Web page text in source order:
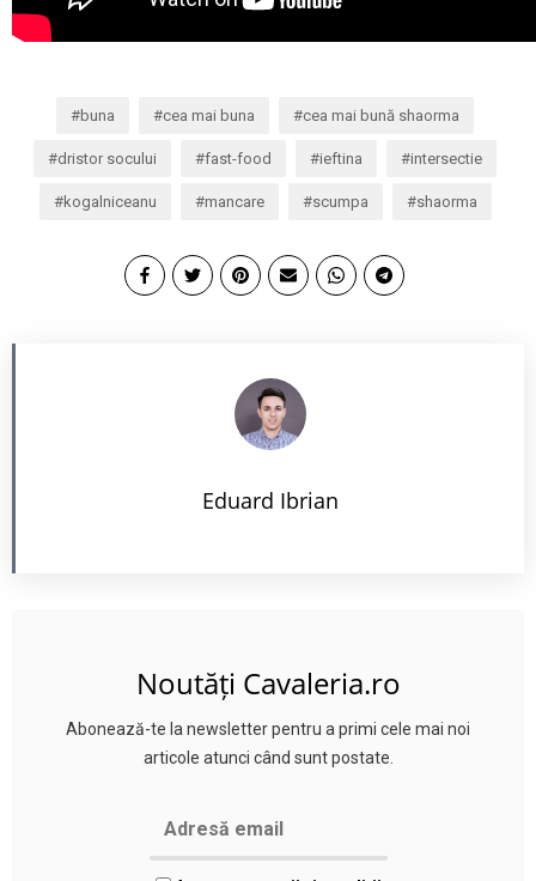
buna cea mai buna cea mai bună shaorma
dristor socului fast-food ieftina intersectie
kogalniceanu mancare scumpa shaorma
Eduard Ibrian
Noutăți Cavaleria.ro
Abonează-te la newsletter pentru a primi cele mai noi
articole atunci când sunt postate.